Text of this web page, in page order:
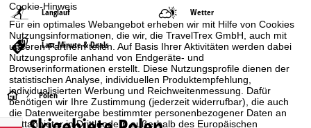
Cookie-Hinweis
Für ein optimales Webangebot erheben wir mit Hilfe von Cookies
Nutzungsinformationen, die wir, die TravelTrex GmbH, auch mit
unseren Partnern teilen. Auf Basis Ihrer Aktivitäten werden dabei
Nutzungsprofile anhand von Endgeräte- und
Browserinformationen erstellt. Diese Nutzungsprofile dienen der
statistischen Analyse, individuellen Produktempfehlung,
individualisierten Werbung und Reichweitenmessung. Dafür
benötigen wir Ihre Zustimmung (jederzeit widerrufbar), die auch
die Datenweitergabe bestimmter personenbezogener Daten an
Drittanbieter in Drittländern außerhalb des Europäischen
Langlauf Wetter
Last-Minute & Deals
S
t
Polen